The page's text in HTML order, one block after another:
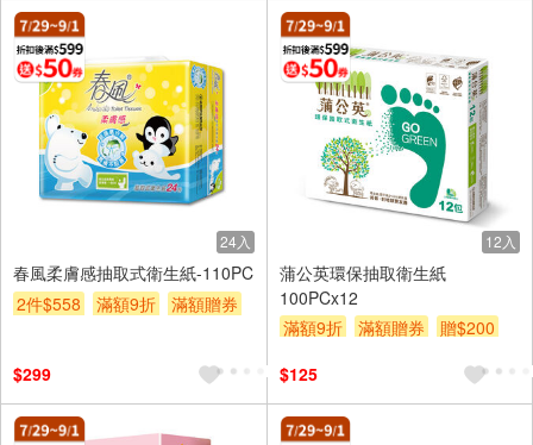
24入
春風柔膚感抽取式衛生紙-110PC
2件$558
滿額9折
滿額贈券
$299
12入
蒲公英環保抽取衛生紙
100PCx12
滿額9折
滿額贈券
贈$200
$125